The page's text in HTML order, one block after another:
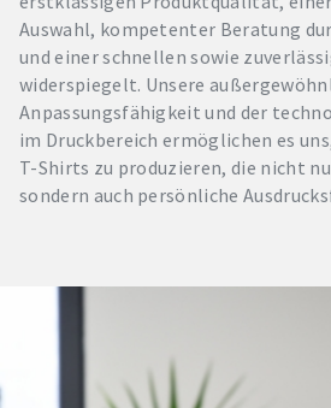
Auswahl, kompetenter Beratung
und einer schnellen sowie
widerspiegelt. Unsere
Anpassungsfähigkeit und der
im Druckbereich ermöglichen es
T-Shirts zu produzieren, die nicht
sondern auch persönliche